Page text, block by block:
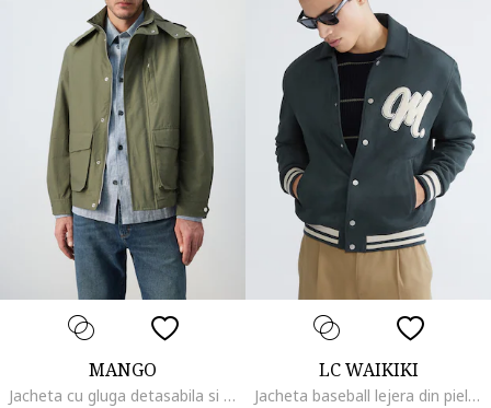
MANGO
Jacheta cu gluga detasabila si buzunare multiple, Verde feriga
LC WAIKIKI
Jacheta baseball lejera din piele intoarsa sintetica, Alb/Gri carbune